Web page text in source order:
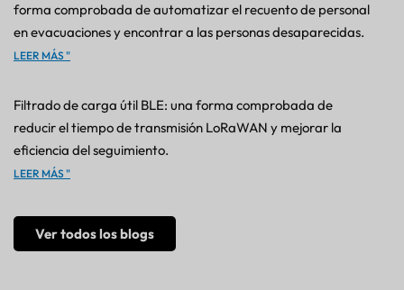
forma comprobada de automatizar el recuento de personal
en evacuaciones y encontrar a las personas desaparecidas.
LEER MÁS "
Filtrado de carga útil BLE: una forma comprobada de
reducir el tiempo de transmisión LoRaWAN y mejorar la
eficiencia del seguimiento.
LEER MÁS "
Ver todos los blogs